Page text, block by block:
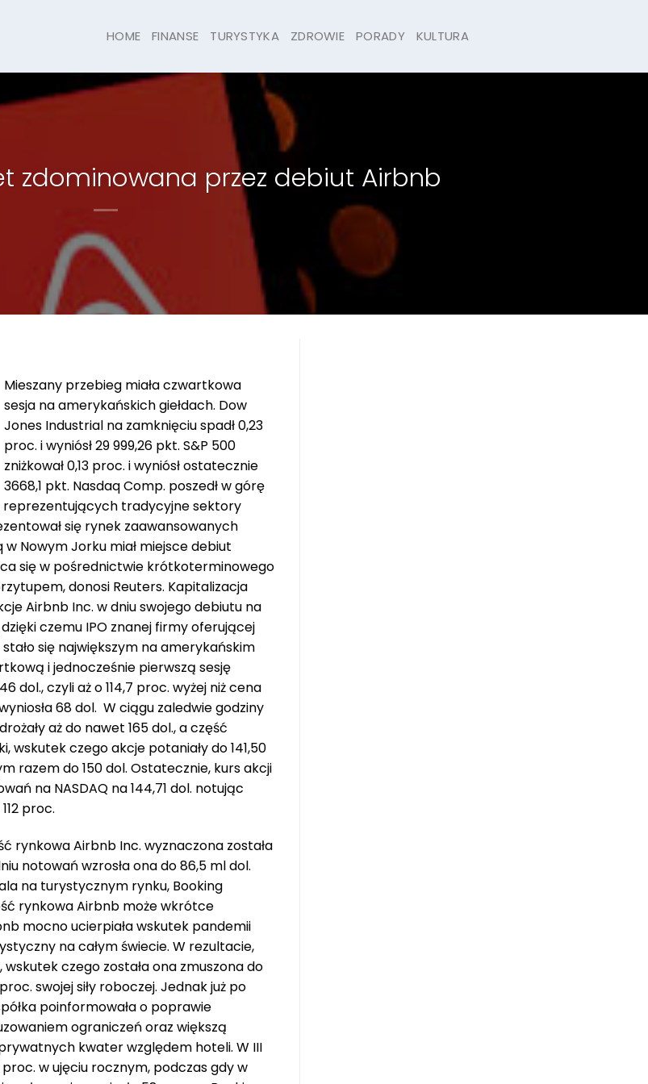
HOME FINANSE TURYSTYKA ZDROWIE PORADY KULTURA
zdominowana przez debiut Airbnb
Mieszany przebieg miała czwartkowa
sesja na amerykańskich giełdach. Dow
Jones Industrial na zamknięciu spadł 0,23
proc. i wyniósł 29 999,26 pkt. S&P 500
zniżkował 0,13 proc. i wyniósł ostatecznie
3668,1 pkt. Nasdaq Comp. poszedł w górę
reprezentujących tradycyjne sektory
się rynek zaawansowanych
Nowym Jorku miał miejsce debiut
się w pośrednictwie krótkoterminowego
donosi Reuters. Kapitalizacja
Airbnb Inc. w dniu swojego debiutu na
czemu IPO znanej firmy oferującej
się największym na amerykańskim
i jednocześnie pierwszą sesję
dol., czyli aż o 114,7 proc. wyżej niż cena
68 dol. W ciągu zaledwie godziny
aż do nawet 165 dol., a część
wskutek czego akcje potaniały do 141,50
razem do 150 dol. Ostatecznie, kurs akcji
na NASDAQ na 144,71 dol. notując
proc.
rynkowa Airbnb Inc. wyznaczona została
notowań wzrosła ona do 86,5 ml dol.
na turystycznym rynku, Booking
rynkowa Airbnb może wkrótce
mocno ucierpiała wskutek pandemii
na całym świecie. W rezultacie,
wskutek czego została ona zmuszona do
swojej siły roboczej. Jednak już po
poinformowała o poprawie
ograniczeń oraz większą
kwater względem hoteli. W III
w ujęciu rocznym, podczas gdy w